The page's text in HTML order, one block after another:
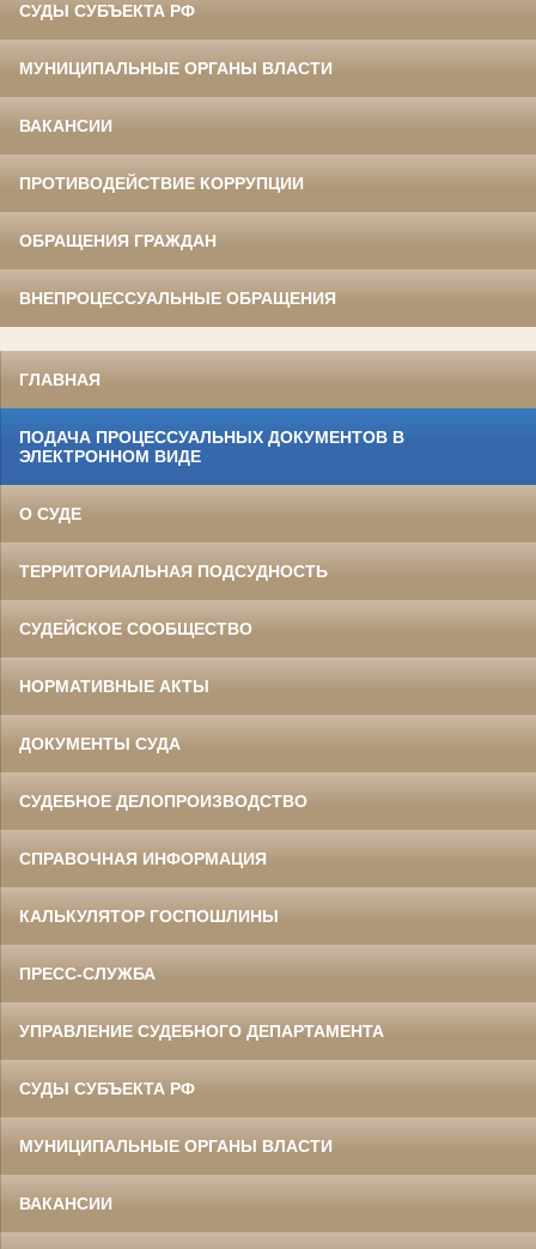
СУДЫ СУБЪЕКТА РФ
МУНИЦИПАЛЬНЫЕ ОРГАНЫ ВЛАСТИ
ВАКАНСИИ
ПРОТИВОДЕЙСТВИЕ КОРРУПЦИИ
ОБРАЩЕНИЯ ГРАЖДАН
ВНЕПРОЦЕССУАЛЬНЫЕ ОБРАЩЕНИЯ
ГЛАВНАЯ
ПОДАЧА ПРОЦЕССУАЛЬНЫХ ДОКУМЕНТОВ В
ЭЛЕКТРОННОМ ВИДЕ
О СУДЕ
ТЕРРИТОРИАЛЬНАЯ ПОДСУДНОСТЬ
СУДЕЙСКОЕ СООБЩЕСТВО
НОРМАТИВНЫЕ АКТЫ
ДОКУМЕНТЫ СУДА
СУДЕБНОЕ ДЕЛОПРОИЗВОДСТВО
СПРАВОЧНАЯ ИНФОРМАЦИЯ
КАЛЬКУЛЯТОР ГОСПОШЛИНЫ
ПРЕСС-СЛУЖБА
УПРАВЛЕНИЕ СУДЕБНОГО ДЕПАРТАМЕНТА
СУДЫ СУБЪЕКТА РФ
МУНИЦИПАЛЬНЫЕ ОРГАНЫ ВЛАСТИ
ВАКАНСИИ